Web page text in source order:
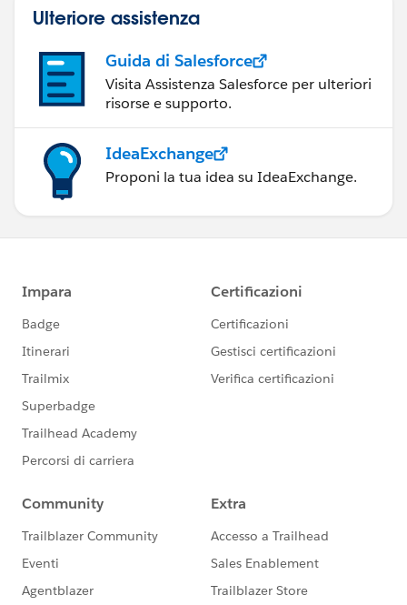
Ulteriore assistenza
Guida di Salesforce
Visita Assistenza Salesforce per ulteriori
risorse e supporto.
IdeaExchange
Proponi la tua idea su IdeaExchange.